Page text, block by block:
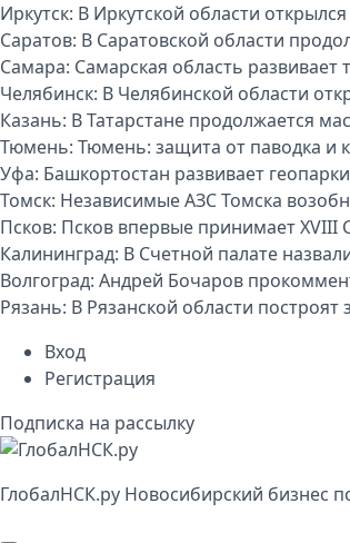
Иркутск: В Иркутской области
Саратов: В Саратовской области
Самара: Самарская область
Челябинск: В Челябинской области
Казань: В Татарстане продолжается
Тюмень: Тюмень: защита от паводка и
Уфа: Башкортостан развивает
Томск: Независимые АЗС Томска
Псков: Псков впервые принимает XVIII
Калининград: В Счетной палате
Волгоград: Андрей Бочаров
Рязань: В Рязанской области
Вход
Регистрация
Подписка на рассылку
ГлобалНСК.py Новосибирский бизнес